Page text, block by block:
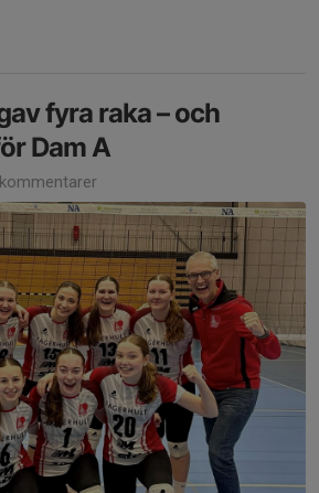
fyra raka – och
Dam A